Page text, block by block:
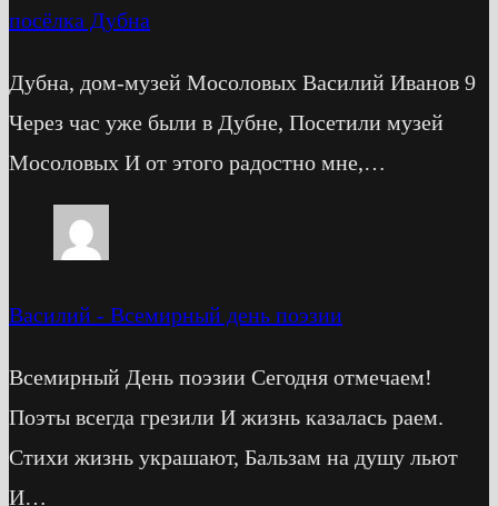
посёлка Дубна
Дубна, дом-музей Мосоловых Василий Иванов 9
Через час уже были в Дубне, Посетили музей
Мосоловых И от этого радостно мне,…
Василий - Всемирный день поэзии
Всемирный День поэзии Сегодня отмечаем!
Поэты всегда грезили И жизнь казалась раем.
Стихи жизнь украшают, Бальзам на душу льют
И…